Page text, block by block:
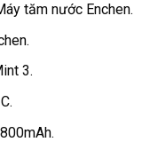
tăm nước Enchen.
3.